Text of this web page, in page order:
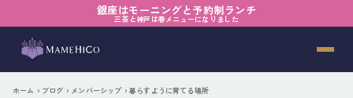
銀座はモーニングと予約制ランチ
三茶と神戸は春メニューになりました
ホーム › ブログ › メンバーシップ› 暮らすように育てる場所